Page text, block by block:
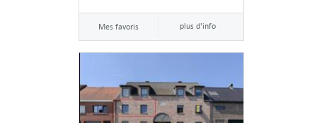
Mes favoris plus d'info